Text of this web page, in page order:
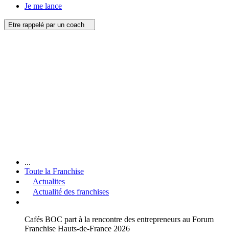
Je me lance
Etre rappelé par un coach
...
Toute la Franchise
Actualites
Actualité des franchises
Cafés BOC part à la rencontre des entrepreneurs au Forum
Franchise Hauts-de-France 2026